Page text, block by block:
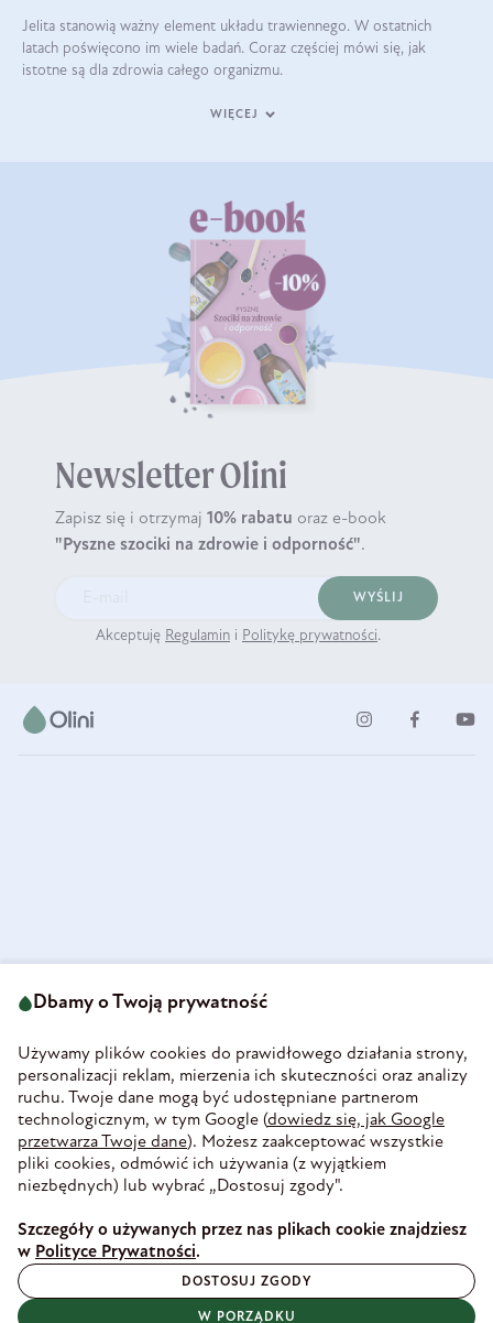
Jelita stanowią ważny element układu trawiennego. W ostatnich
latach poświęcono im wiele badań. Coraz częściej mówi się, jak
istotne są dla zdrowia całego organizmu.
WIĘCEJ
Newsletter Olini
Zapisz się i otrzymaj 10% rabatu oraz e-book
"Pyszne szociki na zdrowie i odporność".
WYŚLIJ
Akceptuję Regulamin i Politykę prywatności.
58-160 Świebodzice
REGON 890213034
INFORMACJE
PŁATNOŚĆ I DOSTAWA
WIEDZA
ZAUFANE PŁATNOŚCI
BEZPIECZNA DOSTAWA
WSPÓŁPRACA
Dbamy o Twoją prywatność
Używamy plików cookies do prawidłowego działania strony,
personalizacji reklam, mierzenia ich skuteczności oraz analizy
ruchu. Twoje dane mogą być udostępniane partnerom
technologicznym, w tym Google (dowiedz się, jak Google
przetwarza Twoje dane). Możesz zaakceptować wszystkie
pliki cookies, odmówić ich używania (z wyjątkiem
niezbędnych) lub wybrać „Dostosuj zgody".
Szczegóły o używanych przez nas plikach cookie znajdziesz
w Polityce Prywatności.
DOSTOSUJ ZGODY
W PORZĄDKU